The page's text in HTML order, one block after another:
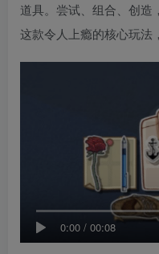
道具。尝试、组合、创造
这款令人上瘾的核心玩法
0:00 / 00:08